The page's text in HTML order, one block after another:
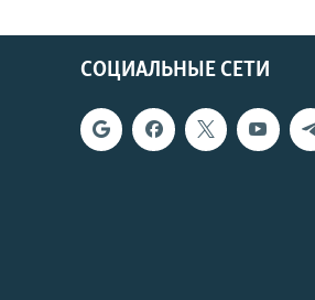
СОЦИАЛЬНЫЕ СЕТИ